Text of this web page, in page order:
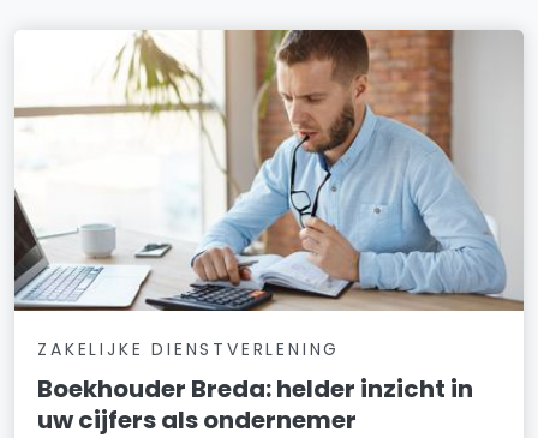
ZAKELIJKE DIENSTVERLENING
Boekhouder Breda: helder inzicht in
uw cijfers als ondernemer